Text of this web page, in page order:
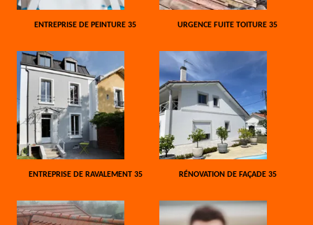
ENTREPRISE DE PEINTURE 35 URGENCE FUITE TOITURE 35
ENTREPRISE DE RAVALEMENT 35 RÉNOVATION DE FAÇADE 35